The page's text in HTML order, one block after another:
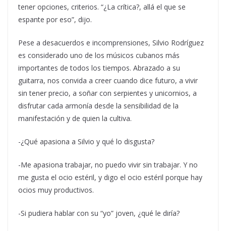
tener opciones, criterios. “¿La crítica?, allá el que se
espante por eso”, dijo.
Pese a desacuerdos e incomprensiones, Silvio Rodríguez
es considerado uno de los músicos cubanos más
importantes de todos los tiempos. Abrazado a su
guitarra, nos convida a creer cuando dice futuro, a vivir
sin tener precio, a soñar con serpientes y unicornios, a
disfrutar cada armonía desde la sensibilidad de la
manifestación y de quien la cultiva.
-¿Qué apasiona a Silvio y qué lo disgusta?
-Me apasiona trabajar, no puedo vivir sin trabajar. Y no
me gusta el ocio estéril, y digo el ocio estéril porque hay
ocios muy productivos.
-Si pudiera hablar con su “yo” joven, ¿qué le diría?